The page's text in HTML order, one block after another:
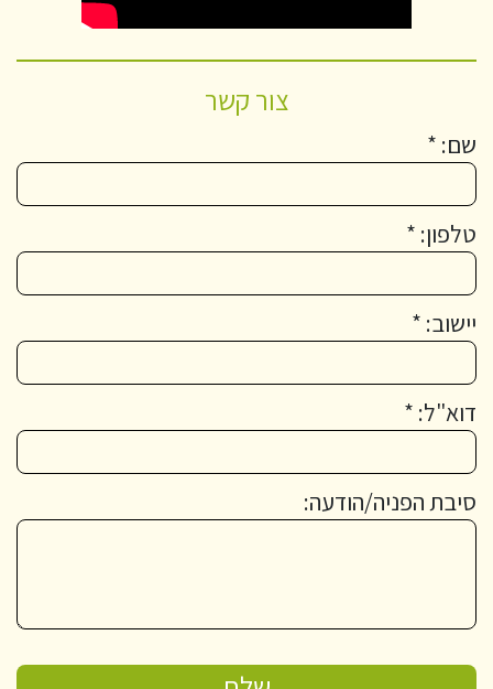
צור קשר
שם: *
טלפון: *
יישוב: *
דוא"ל: *
סיבת הפניה/הודעה: